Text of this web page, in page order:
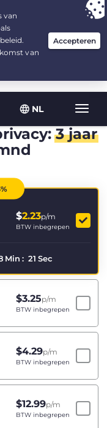
NL
jaar, voor $
3 jaar
$2.23p/m
BTW inbegrepen
Min : 20 Sec
$3.25p/m
BTW inbegrepen
$4.29p/m
BTW inbegrepen
$12.99p/m
BTW inbegrepen